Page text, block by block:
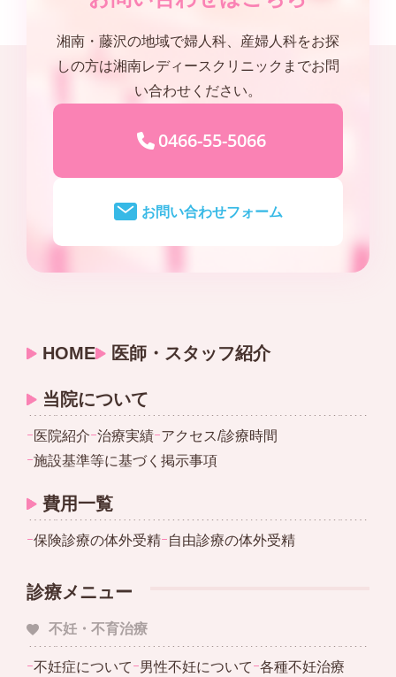
湘南・藤沢の地域で婦人科、産婦人科をお探
しの方は湘南レディースクリニックまでお問
い合わせください。
0466-55-5066
お問い合わせフォーム
HOME 医師・スタッフ紹介
当院について
ｰ医院紹介ｰ治療実績ｰアクセス/診療時間
ｰ施設基準等に基づく掲示事項
費用一覧
ｰ保険診療の体外受精ｰ自由診療の体外受精
診療メニュー
不妊・不育治療
ｰ不妊症についてｰ男性不妊についてｰ各種不妊治療